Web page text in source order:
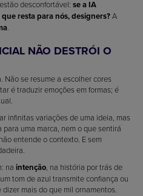
desconfortável: se a IA
resta para nós, designers?A
.
NÃO DESTRÓI O
se resume a escolher cores
é traduzir emoções em formas; é
infinitas variações de uma ideia, mas
uma marca, nem o que sentirá
entende o contexto. E sem
na intenção, na história por trás de
tom de azul transmite confiança ou
mais do que mil ornamentos.